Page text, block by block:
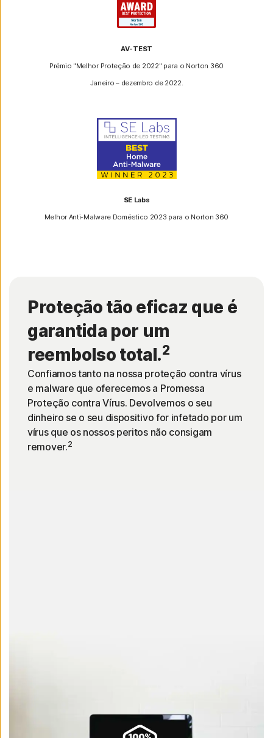
AV-TEST
Prémio "Melhor Proteção de 2022" para o Norton 360
Janeiro – dezembro de 2022.
SE Labs
Melhor Anti-Malware Doméstico 2023 para o Norton 360
Proteção tão eficaz que é
garantida por um
reembolso total.2
Confiamos tanto na nossa proteção contra vírus
e malware que oferecemos a Promessa
Proteção contra Vírus. Devolvemos o seu
dinheiro se o seu dispositivo for infetado por um
vírus que os nossos peritos não consigam
remover.2